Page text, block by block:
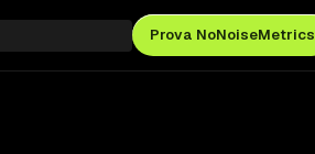
Prova NoNoiseMetrics